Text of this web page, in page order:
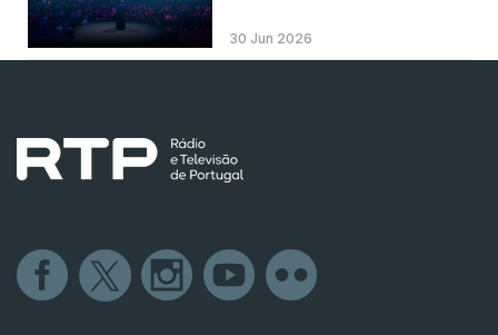
30 Jun 2026